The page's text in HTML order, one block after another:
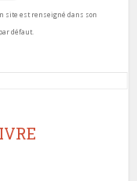
site est renseigné dans son
défaut.